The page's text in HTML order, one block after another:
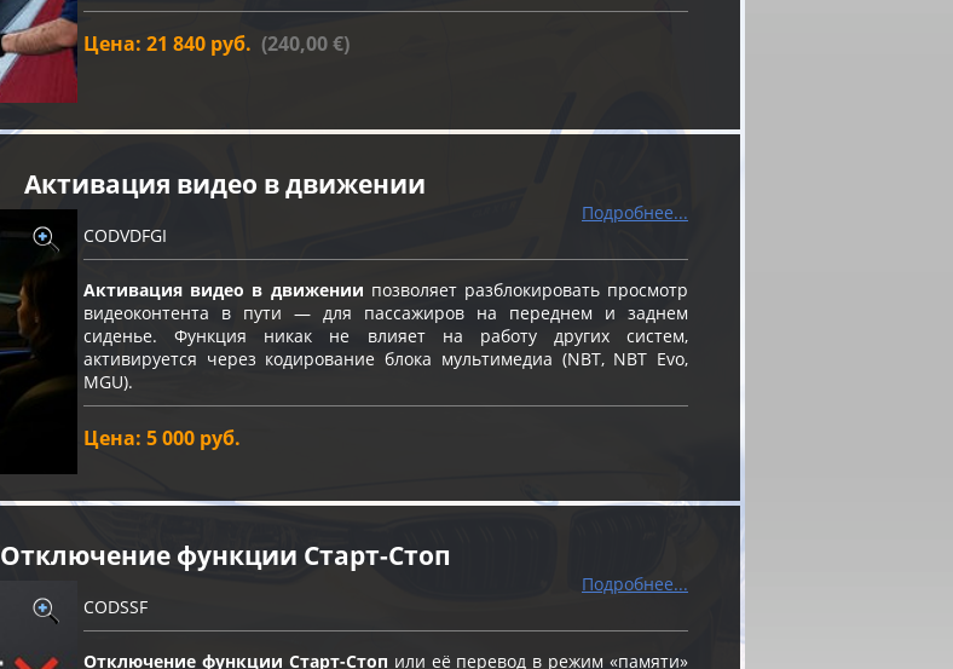
Цена: 21 840 руб. (240,00 €)
Активация видео в движении
Подробнее...
CODVDFGI
Активация видео в движении позволяет разблокировать просмотр
видеоконтента в пути — для пассажиров на переднем и заднем
сиденье. Функция никак не влияет на работу других систем,
активируется через кодирование блока мультимедиа (NBT, NBT Evo,
MGU).
Цена: 5 000 руб.
Отключение функции Старт-Cтоп
Подробнее...
CODSSF
Отключение функции Старт-Стоп или её перевод в режим «памяти»